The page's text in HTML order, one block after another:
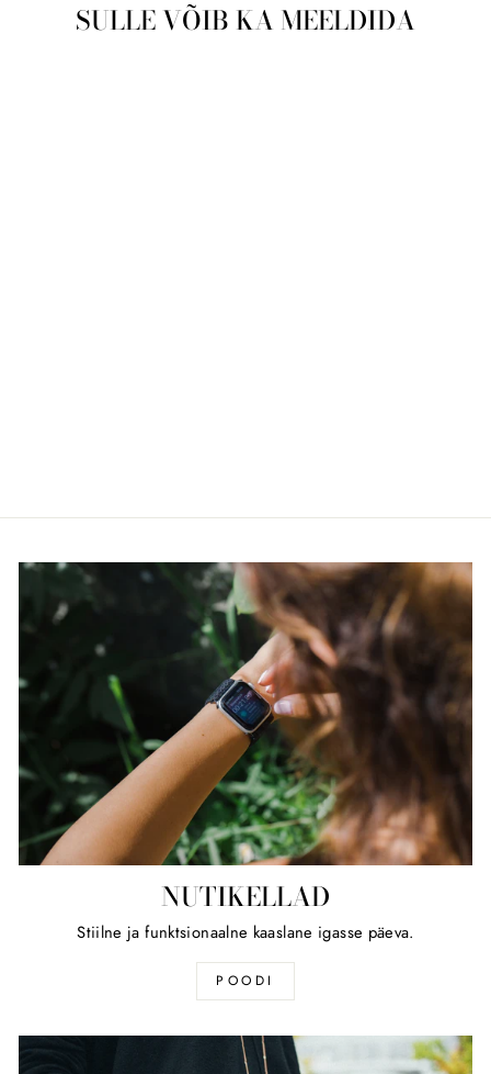
SULLE VÕIB KA MEELDIDA
NUTIKELLAD
Stiilne ja funktsionaalne kaaslane igasse päeva.
POODI